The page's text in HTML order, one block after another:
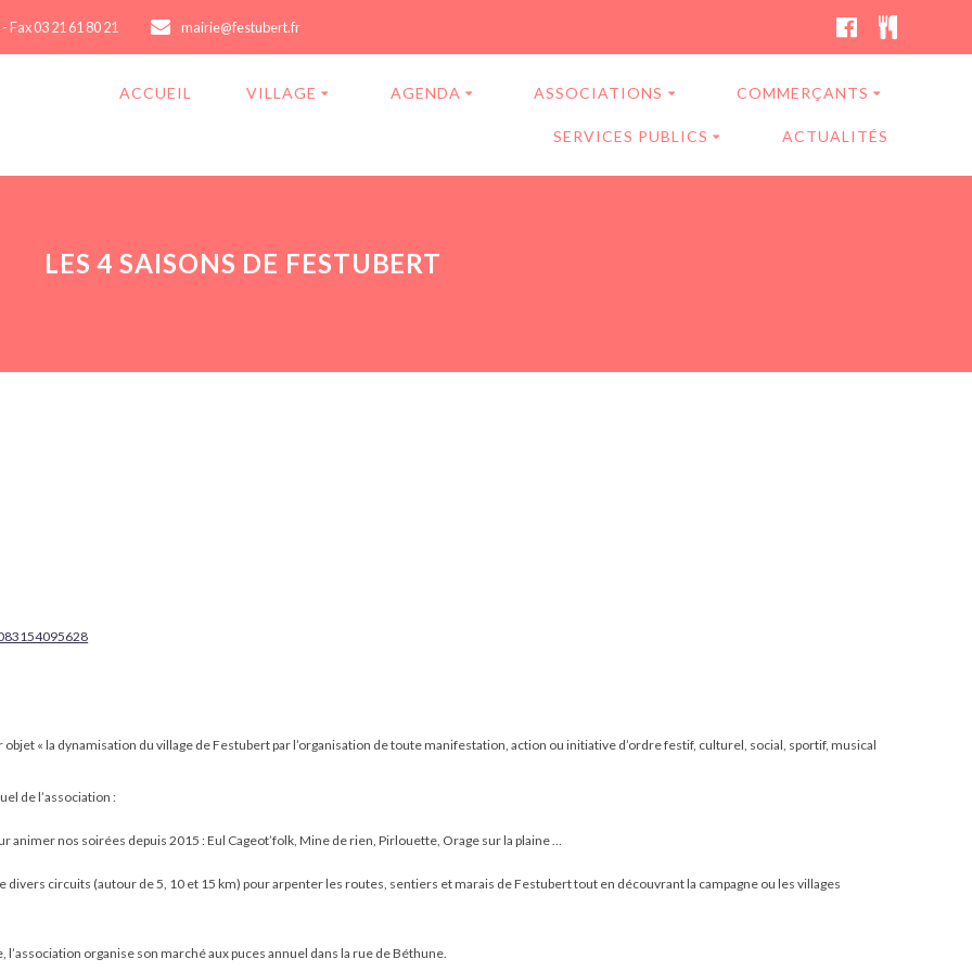
Fax 03 21 61 80 21 mairie@festubert.fr
ACCUEIL VILLAGE AGENDA ASSOCIATIONS COMMERÇANTS
SERVICES PUBLICS ACTUALITÉS
LES 4 SAISONS DE FESTUBERT
objet « la dynamisation du village de Festubert par l’organisation de toute manifestation, action ou initiative d’ordre festif, culturel, social, sportif, musical
de l’association :
animer nos soirées depuis 2015 : Eul Cageot’folk, Mine de rien, Pirlouette, Orage sur la plaine …
divers circuits (autour de 5, 10 et 15 km) pour arpenter les routes, sentiers et marais de Festubert tout en découvrant la campagne ou les villages
organise son marché aux puces annuel dans la rue de Béthune.